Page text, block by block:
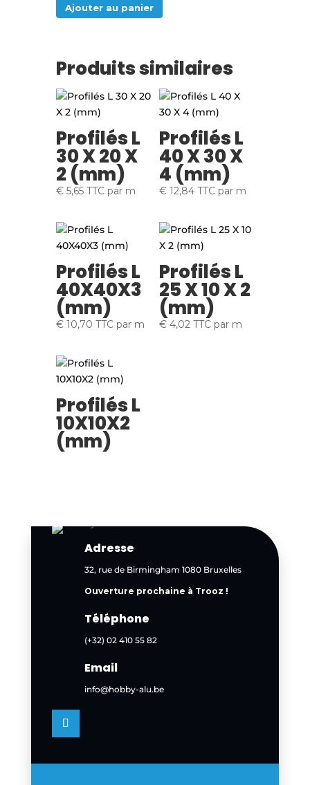
L
Ajouter au panier
Produits similaires
Profilés L
30 X 20 X
2 (mm)
€5,65 TTCpar m
Profilés L
40 X 30 X
4 (mm)
€12,84 TTCpar m
Profilés L
40X40X3
(mm)
€10,70 TTCpar m
Profilés L
25 X 10 X 2
(mm)
€4,02 TTCpar m
Profilés L
10X10X2
(mm)
Adresse
32, rue de Birmingham 1080 Bruxelles
Ouverture prochaine à Trooz !
Téléphone
(+32) 02 410 55 82
Email
info@hobby-alu.be